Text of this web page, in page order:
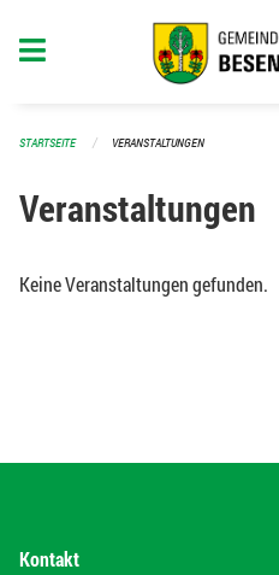
STARTSEITE VERANSTALTUNGEN
Veranstaltungen
Keine Veranstaltungen gefunden.
Kontakt